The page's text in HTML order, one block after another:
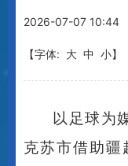
2026-07-07 10:44
【字体: 大 中 小】
以足球为
克苏市借助疆